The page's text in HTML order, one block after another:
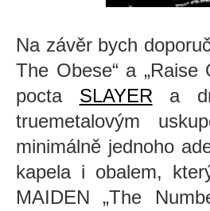
Na závěr bych
The Obese“ a
pocta SLAYER a
truemetalovým
minimálně jednoho
kapela i obalem,
MAIDEN „The